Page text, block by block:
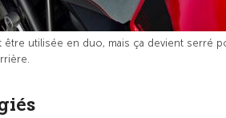
utilisée en duo, mais ça devient serré